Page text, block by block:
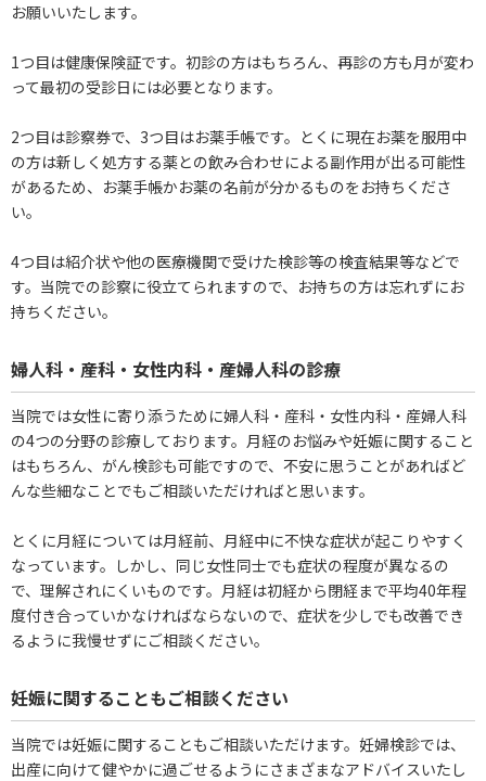
お願いいたします。
1つ目は健康保険証です。初診の方はもちろん、再診の方も月が変わ
って最初の受診日には必要となります。
2つ目は診察券で、3つ目はお薬手帳です。とくに現在お薬を服用中
の方は新しく処方する薬との飲み合わせによる副作用が出る可能性
があるため、お薬手帳かお薬の名前が分かるものをお持ちくださ
い。
4つ目は紹介状や他の医療機関で受けた検診等の検査結果等などで
す。当院での診察に役立てられますので、お持ちの方は忘れずにお
持ちください。
婦人科・産科・女性内科・産婦人科の診療
当院では女性に寄り添うために婦人科・産科・女性内科・産婦人科
の4つの分野の診療しております。月経のお悩みや妊娠に関すること
はもちろん、がん検診も可能ですので、不安に思うことがあればど
んな些細なことでもご相談いただければと思います。
とくに月経については月経前、月経中に不快な症状が起こりやすく
なっています。しかし、同じ女性同士でも症状の程度が異なるの
で、理解されにくいものです。月経は初経から閉経まで平均40年程
度付き合っていかなければならないので、症状を少しでも改善でき
るように我慢せずにご相談ください。
妊娠に関することもご相談ください
当院では妊娠に関することもご相談いただけます。妊婦検診では、
出産に向けて健やかに過ごせるようにさまざまなアドバイスいたし